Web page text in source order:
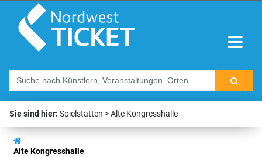
Sie sind hier: Spielstätten Alte Kongresshalle
Alte Kongresshalle